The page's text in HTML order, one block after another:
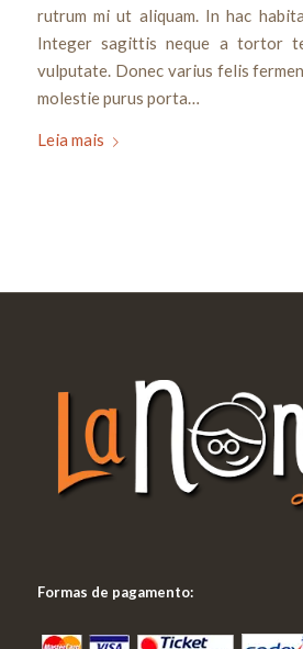
rutrum mi ut aliquam. In hac
Integer sagittis neque a tortor
vulputate. Donec varius felis
molestie purus porta…
Leia mais
Formas de pagamento: